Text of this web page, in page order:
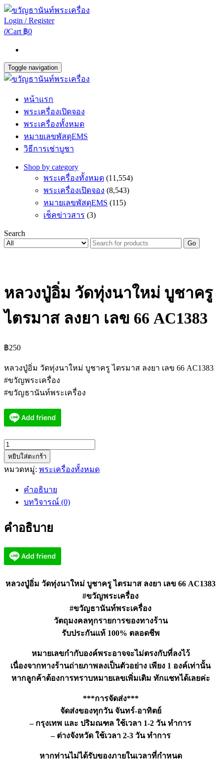
Login / Register
0Cart ฿0
Toggle navigation
หน้าแรก
พระเครื่องเปิดจอง
พระเครื่องทั้งหมด
หมายเลขพัสดุEMS
วิธีการเช่าบูชา
Shop by category
พระเครื่องทั้งหมด (11,554)
พระเครื่องเปิดจอง (8,543)
หมายเลขพัสดุEMS (115)
เช็คข่าวสาร (3)
Search
Go
หลวงปู่อิ่ม วัดทุ่งนาใหม่ บูชาครู
ไตรมาส ลงยา เลข 66 AC1383
฿250
หลวงปู่อิ่ม วัดทุ่งนาใหม่ บูชาครู ไตรมาส ลงยา เลข 66 AC1383
#ขวัญพระเครื่อง
#ขวัญธานันท์พระเครื่อง
จำนวน
หลวง
ปู่
ใหม่
ครู
ลงยา
หยิบใส่ตะกร้า
หมวดหมู่: พระเครื่องทั้งหมด
คำอธิบาย
บทวิจารณ์ (0)
คำอธิบาย
หลวงปู่อิ่ม วัดทุ่งนาใหม่ บูชาครู ไตรมาส ลงยา เลข 66 AC1383
#ขวัญพระเครื่อง
#ขวัญธานันท์พระเครื่อง
วัตถุมงคลทุกรายการของทางร้าน
รับประกันแท้ 100% ตลอดชีพ
หมายเลขกำกับองค์พระอาจจะไม่ตรงกับที่ลงไว้
เนื่องจากทางร้านถ่ายภาพลงเป็นตัวอย่าง เพียง 1 องค์เท่านั้น
หากลูกค้าต้องการทราบหมายเลขเพิ่มเติม ทักแชทได้เลยค่ะ
***การจัดส่ง***
จัดส่งของทุกวัน จันทร์-อาทิตย์
– กรุงเทพ และ ปริมณฑล ใช้เวลา 1-2 วัน ทำการ
– ต่างจังหวัด ใช้เวลา 2-3 วัน ทำการ
หากท่านไม่ได้รับของภายในเวลาที่กำหนด